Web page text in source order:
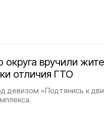
округа вручили
отличия ГТО
девизом «Подтянись к